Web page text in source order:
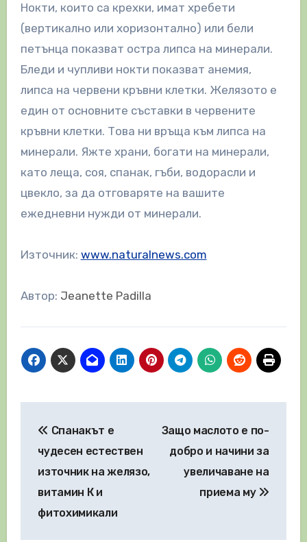
Нокти, които са крехки, имат хребети
(вертикално или хоризонтално) или бели
петънца показват остра липса на минерали.
Бледи и чупливи нокти показват анемия,
липса на червени кръвни клетки. Желязото е
един от основните съставки в червените
кръвни клетки. Това ни връща към липса на
минерали. Яжте храни, богати на минерали,
като леща, соя, спанак, гъби, водорасли и
цвекло, за да отговаряте на вашите
ежедневни нужди от минерали.
Източник: www.naturalnews.com
Автор: Jeanette Padilla
Спанакът е
чудесен естествен
източник на желязо,
витамин К и
фитохимикали
Защо маслото е по-
добро и начини за
увеличаване на
приема му